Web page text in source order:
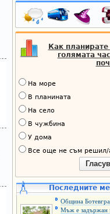
Как
голямата
На море
В планината
На село
В чужбина
У дома
Все още не съм решил/
Последните
Община
Мъж е задържан